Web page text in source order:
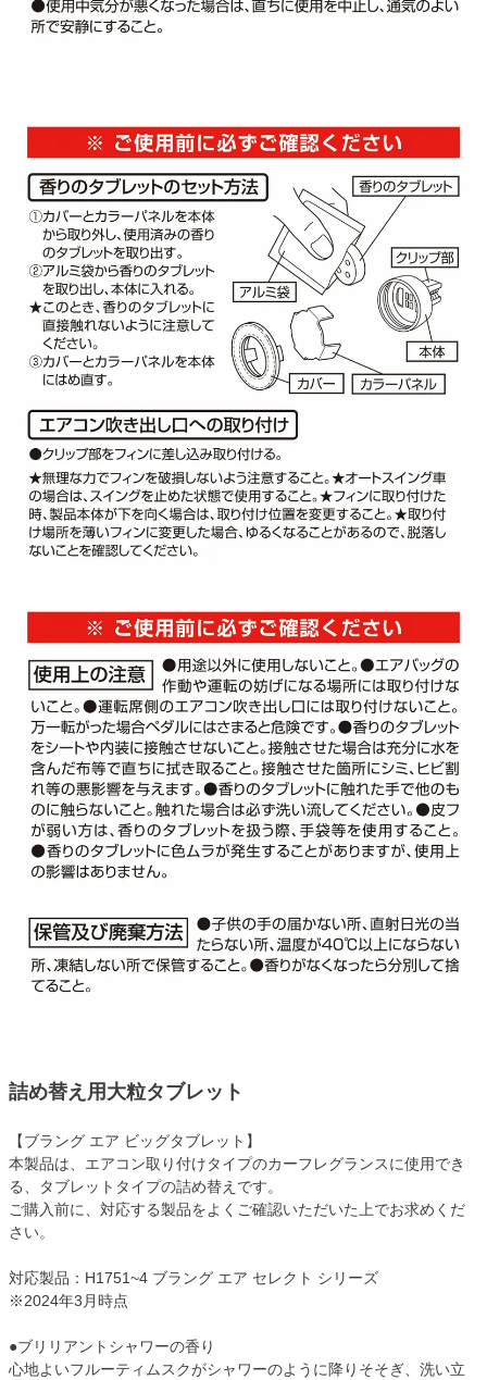
詰め替え用大粒タブレット
【ブラング エア ビッグタブレット】
本製品は、エアコン取り付けタイプのカーフレグランスに使用でき
る、タブレットタイプの詰め替えです。
ご購入前に、対応する製品をよくご確認いただいた上でお求めくだ
さい。
対応製品：H1751~4 ブラング エア セレクト シリーズ
※2024年3月時点
●ブリリアントシャワーの香り
心地よいフルーティムスクがシャワーのように降りそそぎ、洗い立